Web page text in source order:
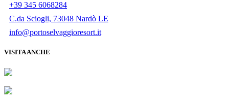
+39 345 6068284
C.da Sciogli, 73048 Nardò LE
info@portoselvaggioresort.it
VISITA ANCHE